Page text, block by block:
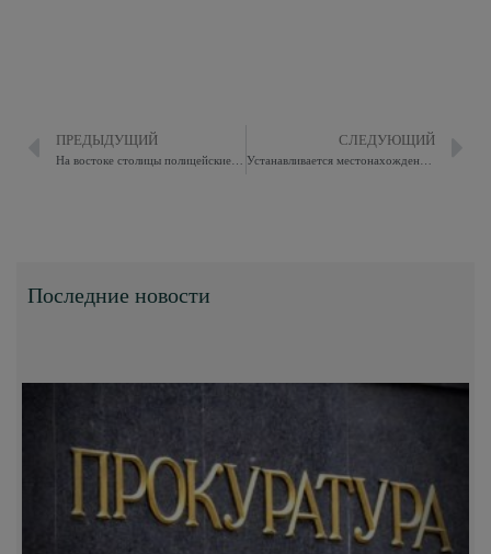
ПРЕДЫДУЩИЙ СЛЕДУЮЩИЙ
Последние новости